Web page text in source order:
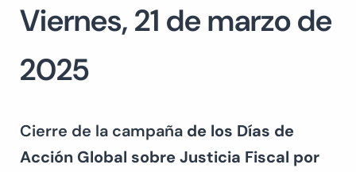
Viernes, 21 de marzo de
2025
Cierre de la campaña de los Días de
Acción Global sobre Justicia Fiscal por